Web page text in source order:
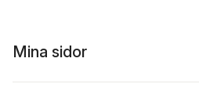
Mina sidor